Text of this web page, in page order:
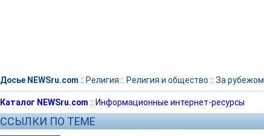
Досье NEWSru.com :: Религия :: Религия и общество :: За рубежом
Каталог NEWSru.com :: Информационные интернет-ресурсы
ССЫЛКИ ПО ТЕМЕ